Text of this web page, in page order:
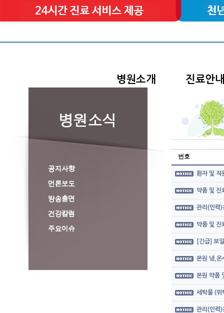
병원소개 진료안내
번호
환자 및 직
약품 및 진
관리(인력)
약품 및 진
[긴급] 보
본원 냉,온
본원 약품
세탁물 (위
관리(인력)